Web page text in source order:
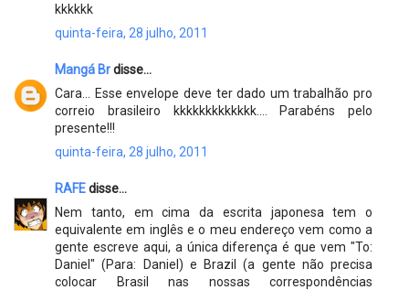
kkkkkk
quinta-feira, 28 julho, 2011
Mangá Brdisse...
Cara... Esse envelope deve ter dado um trabalhão pro
correio brasileiro kkkkkkkkkkkkk.... Parabéns pelo
presente!!!
quinta-feira, 28 julho, 2011
RAFEdisse...
Nem tanto, em cima da escrita japonesa tem o
equivalente em inglês e o meu endereço vem como a
gente escreve aqui, a única diferença é que vem "To:
Daniel" (Para: Daniel) e Brazil (a gente não precisa
colocar Brasil nas nossas correspondências